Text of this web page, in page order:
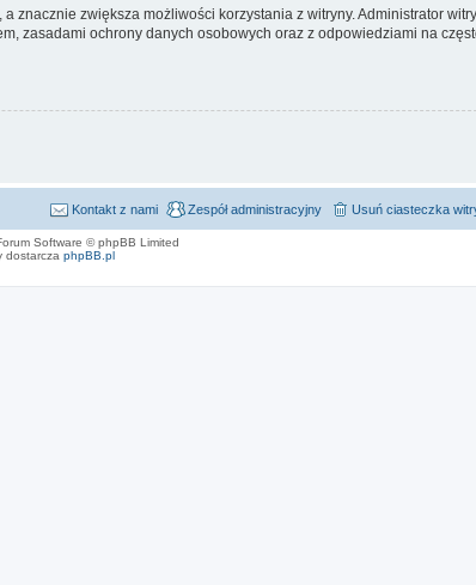
zwiększa możliwości korzystania z witryny. Administrator
zasadami ochrony danych osobowych oraz z odpowiedziami na
Usuń ciasteczka
Zespół administracyjny
Kontakt z nami
Software © phpBB Limited
dostarcza phpBB.pl